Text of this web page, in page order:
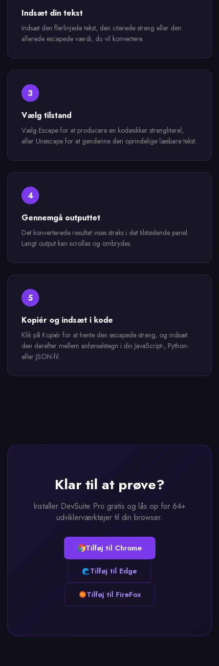
Indsæt din tekst
Indsæt den flerlinjede tekst, den citerede streng eller den
allerede escapede værdi, du vil konvertere.
3
Vælg tilstand
Vælg Escape for at producere en kodesikker strengliteral,
eller Unescape for at gendanne den oprindelige læsbare tekst.
4
Gennemgå outputtet
Det konverterede resultat vises straks i det tilstødende panel.
Langt output kan scrolles og ombrydes.
5
Kopiér og indsæt i kode
Klik på Kopiér for at hente den escapede streng, og indsæt
den derefter mellem anførselstegn i din JavaScript-, Python-
eller JSON-fil.
Klar til at prøve?
Installer DevSuite Pro gratis og lås op for 64+
udviklerværktøjer til din browser.
Tilføj til Chrome
Tilføj til Edge
Tilføj til FireFox